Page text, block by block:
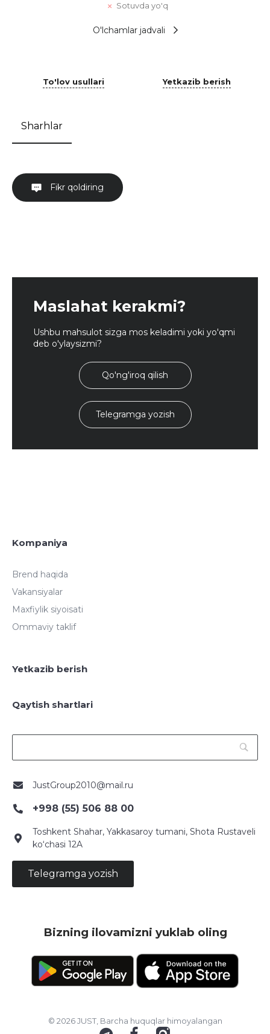
Sotuvda yo'q
O'lchamlar jadvali
To'lov usullari Yetkazib berish
Sharhlar
Fikr qoldiring
Maslahat kerakmi?
Ushbu mahsulot sizga mos keladimi yoki yo'qmi
deb o'ylaysizmi?
Qo'ng'iroq qilish
Telegramga yozish
Kompaniya
Brend haqida
Vakansiyalar
Maxfiylik siyoisati
Ommaviy taklif
Yetkazib berish
Qaytish shartlari
JustGroup2010@mail.ru
+998 (55) 506 88 00
Toshkent Shahar, Yakkasaroy tumani, Shota Rustaveli
ko‘chasi 12A
Telegramga yozish
Bizning ilovamizni yuklab oling
© 2026 JUST, Barcha huquqlar himoyalangan